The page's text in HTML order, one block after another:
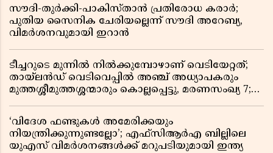
സൗദി-തുർക്കി-പാകിസ്താൻ പ്രതിരോധ കരാർ;
പുതിയ സൈനിക ചേരിയല്ലെന്ന് സൗദി അറേബ്യ,
വിമർശനവുമായി ഇറാൻ
ടീച്ചറുടെ മുന്നിൽ നിൽക്കുമ്പോഴാണ് വെടിയേറ്റത്;
തായ്‌ലൻഡ് വെടിവെപ്പിൽ അഞ്ച് അധ്യാപകരും
മുത്തശ്ശീമുത്തശ്ശന്മാരും കൊല്ലപ്പെട്ടു, മരണസംഖ്യ 7;
‘വിദേശ ഫണ്ടുകൾ അമേരിക്കയും
നിയന്ത്രിക്കുന്നുണ്ടല്ലോ’; എഫ്സിആർഎ ബില്ലിലെ
യുഎസ് വിമർശനങ്ങൾക്ക് മറുപടിയുമായി ഇന്ത്യ